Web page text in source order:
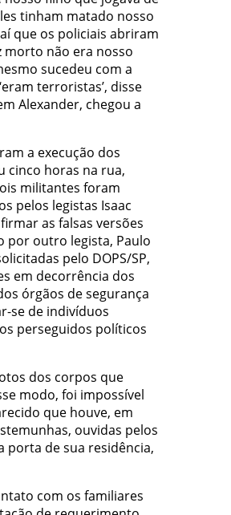
tinham matado nosso
que os policiais abriram
morto não era nosso
sucedeu com a
terroristas’, disse
Alexander, chegou a
a execução dos
cinco horas na rua,
militantes foram
pelos legistas Isaac
as falsas versões
por outro legista, Paulo
pelo DOPS/SP,
em decorrência dos
órgãos de segurança
se de indivíduos
perseguidos políticos
dos corpos que
modo, foi impossível
que houve, em
ouvidas pelos
porta de sua residência,
com os familiares